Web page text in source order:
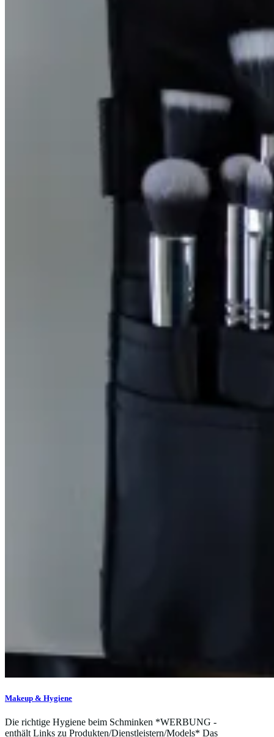
Makeup & Hygiene
Die richtige Hygiene beim Schminken *WERBUNG -
enthält Links zu Produkten/Dienstleistern/Models* Das